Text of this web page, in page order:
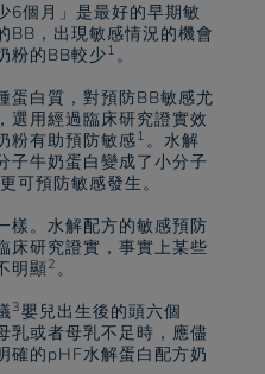
6個月」是最好的早期敏
BB，出現敏感情況的機會
粉的BB較少1 。
蛋白質，對預防BB敏感尤
選用經過臨床研究證實效
粉有助預防敏感1 。水解
子牛奶蛋白變成了小分子
可預防敏感發生。
樣。水解配方的敏感預防
床研究證實，事實上某些
明顯2 。
3嬰兒出生後的頭六個
乳或者母乳不足時，應儘
確的pHF水解蛋白配方奶